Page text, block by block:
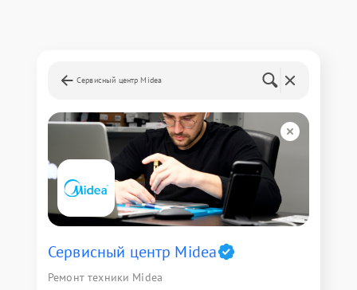
Сервисный центр Midea
Сервисный центр Midea
Ремонт техники Midea